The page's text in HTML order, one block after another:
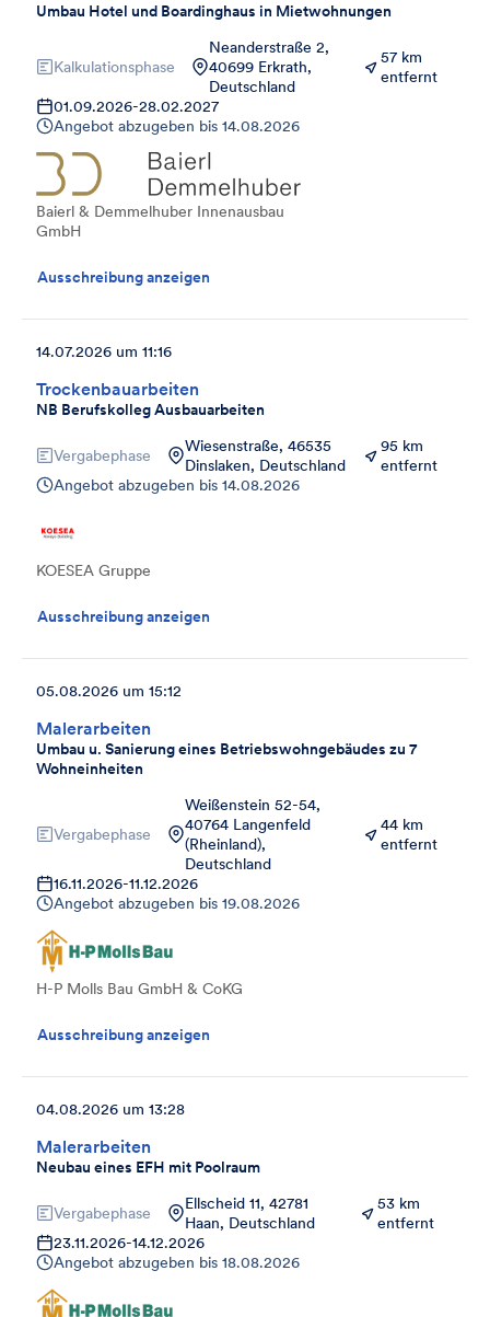
Umbau Hotel und Boardinghaus in Mietwohnungen
Kalkulationsphase
Neanderstraße 2,
40699 Erkrath,
Deutschland
57 km
entfernt
01.09.2026-28.02.2027
Angebot abzugeben bis 14.08.2026
Baierl & Demmelhuber Innenausbau
GmbH
Ausschreibung anzeigen
Trockenbauarbeiten
NB Berufskolleg Ausbauarbeiten
14.07.2026 um 11:16
Vergabephase
Wiesenstraße, 46535
Dinslaken, Deutschland
95 km
entfernt
Angebot abzugeben bis 14.08.2026
KOESEA Gruppe
Ausschreibung anzeigen
Malerarbeiten
Umbau u. Sanierung eines Betriebswohngebäudes zu 7
Wohneinheiten
05.08.2026 um 15:12
Vergabephase
Weißenstein 52-54,
40764 Langenfeld
(Rheinland),
Deutschland
44 km
entfernt
16.11.2026-11.12.2026
Angebot abzugeben bis 19.08.2026
H-P Molls Bau GmbH & CoKG
Ausschreibung anzeigen
Malerarbeiten
Neubau eines EFH mit Poolraum
04.08.2026 um 13:28
Vergabephase
Ellscheid 11, 42781
Haan, Deutschland
53 km
entfernt
23.11.2026-14.12.2026
Angebot abzugeben bis 18.08.2026